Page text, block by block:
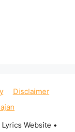
Disclaimer
Website •